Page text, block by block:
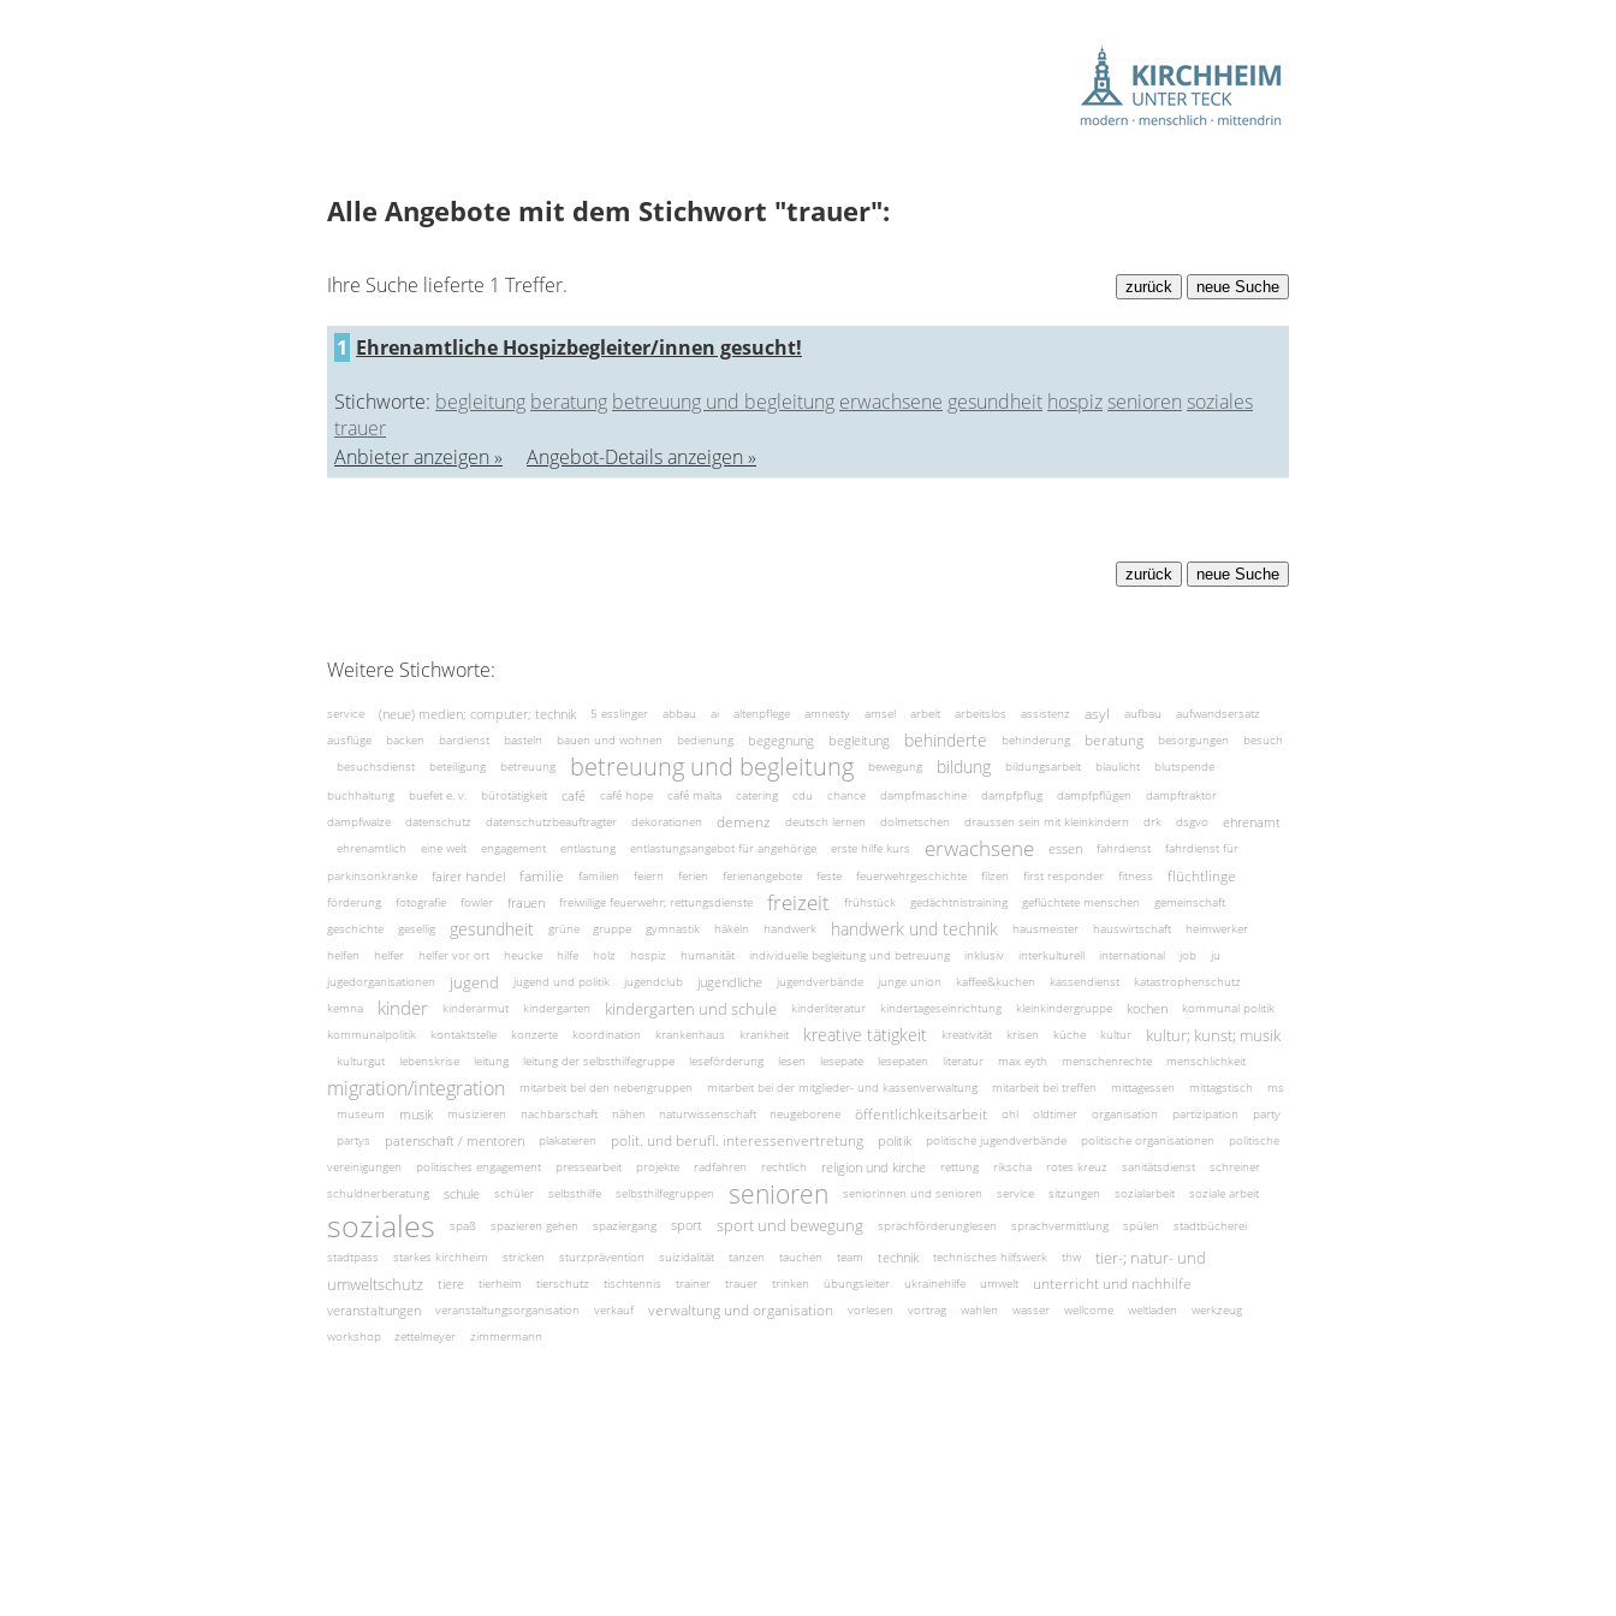
Alle Angebote mit dem Stichwort "trauer":
Ihre Suche lieferte 1 Treffer.
1 Ehrenamtliche Hospizbegleiter/innen gesucht!
Stichworte: begleitung beratung betreuung und begleitung erwachsene gesundheit hospizsenioren soziales
trauer
Anbieter anzeigen »
Angebot-Details anzeigen »
Weitere Stichworte:
service (neue) medien; computer; technik 5 esslinger abbau ai altenpflege amnesty amsel arbeit arbeitslos assistenz asyl aufbau
aufwandsersatz
ausflüge
backen bardienst basteln bauen und wohnen bedienung begegnung begleitung behinderte behinderung beratung besorgungen
besuch
besuchsdienst
beteiligung betreuung betreuung und begleitung bewegung bildung bildungsarbeit blaulicht
blutspende
buchhaltung
buefet e. v. bürotätigkeit café café hope café malta catering cdu chance dampfmaschine dampfpflug dampfpflügen
dampftraktor
dampfwalze
datenschutz datenschutzbeauftragter dekorationen demenz deutsch lernen dolmetschen draussen sein mit kleinkindern drk dsgvo ehrenamt
ehrenamtlich eine welt engagement entlastung entlastungsangebot für angehörige erste hilfe kurs erwachsene essen fahrdienst
fahrdienst für
parkinsonkranke
fairer handel familie familien feiern ferien ferienangebote feste feuerwehrgeschichte filzen first responder fitness flüchtlinge
förderung fotografie fowler frauen freiwillige feuerwehr; rettungsdienste freizeit frühstück gedächtnistraining geflüchtete menschen
gemeinschaft
geschichte
gesellig gesundheit grüne gruppe gymnastik häkeln handwerk handwerk und technik hausmeister hauswirtschaft
heimwerker
helfen
helfer helfer vor ort heucke hilfe holz hospiz humanität individuelle begleitung und betreuung inklusiv interkulturell international job
ju
jugedorganisationen
jugend jugend und politik jugendclub jugendliche jugendverbände junge union kaffee&kuchen kassendienst
katastrophenschutz
kemna
kinder kinderarmut kindergarten kindergarten und schule kinderliteratur kindertageseinrichtung kleinkindergruppe kochen
kommunal politik
kommunalpolitik
kontaktstelle konzerte koordination krankenhaus krankheit kreative tätigkeit kreativität krisen küche kultur kultur; kunst; musik
kulturgut lebenskrise leitung leitung der selbsthilfegruppe leseförderung lesen lesepate lesepaten literatur max eyth menschenrechte menschlichkeit
migration/integration mitarbeit bei den nebengruppen mitarbeit bei der mitglieder- und kassenverwaltung mitarbeit bei treffen mittagessen mittagstisch
ms
museum
musik musizieren nachbarschaft nähen naturwissenschaft neugeborene öffentlichkeitsarbeit ohl oldtimer organisation partizipation
party
partys
patenschaft / mentoren plakatieren polit. und berufl. interessenvertretung politik politische jugendverbände politische organisationen
politische
vereinigungen
politisches engagement pressearbeit projekte radfahren rechtlich religion und kirche rettung rikscha rotes kreuz sanitätsdienst
schreiner
schuldnerberatung
schule schüler selbsthilfe selbsthilfegruppen senioren seniorinnen und senioren service sitzungen sozialarbeit soziale arbeit
soziales spaß spazieren gehen spaziergang sport sport und bewegung sprachförderunglesen sprachvermittlung spülen
stadtbücherei
stadtpass
starkes kirchheim stricken sturzprävention suizidalität tanzen tauchen team technik technisches hilfswerk thw
tier-; natur- und
umweltschutz
tiere tierheim tierschutz tischtennis trainer trauer trinken übungsleiter ukrainehilfe umwelt unterricht und nachhilfe
veranstaltungen veranstaltungsorganisation verkauf verwaltung und organisation vorlesen vortrag wahlen wasser wellcome weltladen
werkzeug
workshop
zettelmeyer zimmermann